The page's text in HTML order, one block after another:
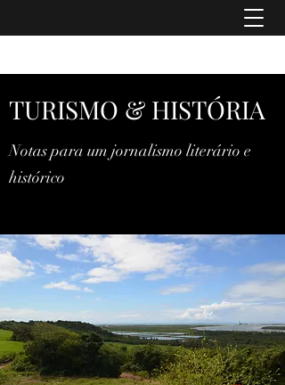
TURISMO & HISTÓRIA
Notas para um jornalismo literário e
histórico